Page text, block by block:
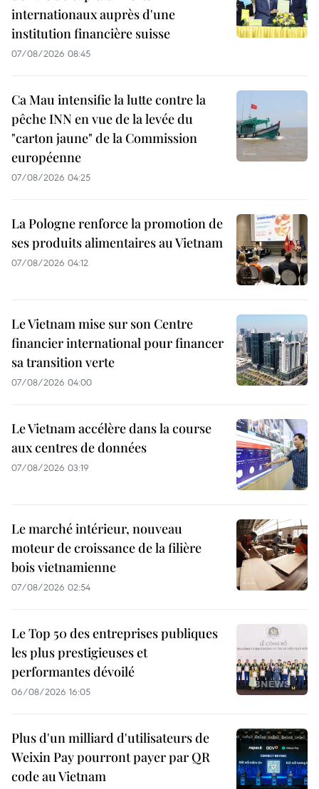
internationaux auprès d'une
institution financière suisse
07/08/2026 08:45
Ca Mau intensifie la lutte contre la
pêche INN en vue de la levée du
"carton jaune" de la Commission
européenne
07/08/2026 04:25
La Pologne renforce la promotion de
ses produits alimentaires au Vietnam
07/08/2026 04:12
Le Vietnam mise sur son Centre
financier international pour financer
sa transition verte
07/08/2026 04:00
Le Vietnam accélère dans la course
aux centres de données
07/08/2026 03:19
Le marché intérieur, nouveau
moteur de croissance de la filière
bois vietnamienne
07/08/2026 02:54
Le Top 50 des entreprises publiques
les plus prestigieuses et
performantes dévoilé
06/08/2026 16:05
Plus d'un milliard d'utilisateurs de
Weixin Pay pourront payer par QR
code au Vietnam